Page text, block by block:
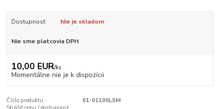
Dostupnosť Nie je skladom
Nie sme platcovia DPH
10,00 EUR/ks
Momentálne nie je k dispozícii
Číslo produktu:
01-01100LSM